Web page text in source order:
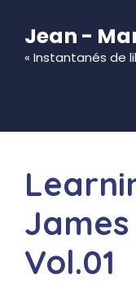
contenu
Jean -
« Instantanés de
Vol.01